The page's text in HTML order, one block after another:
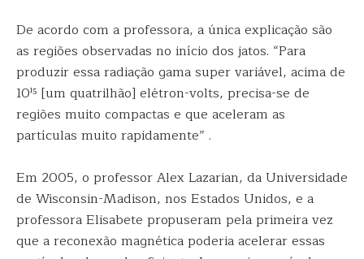
De acordo com a professora, a única explicação são
as regiões observadas no início dos jatos. “Para
produzir essa radiação gama super variável, acima de
10¹⁵ [um quatrilhão] elétron-volts, precisa-se de
regiões muito compactas e que aceleram as
partículas muito rapidamente” .
Em 2005, o professor Alex Lazarian, da Universidade
de Wisconsin-Madison, nos Estados Unidos, e a
professora Elisabete propuseram pela primeira vez
que a reconexão magnética poderia acelerar essas